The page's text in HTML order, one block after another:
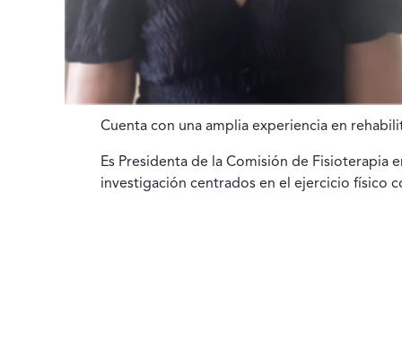
Cuenta con una amplia experiencia en
Es Presidenta de la Comisión de
investigación centrados en el ejercicio físico